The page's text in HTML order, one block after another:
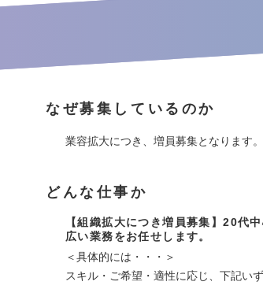
なぜ募集しているのか
業容拡大につき、増員募集となります。
どんな仕事か
【組織拡大につき増員募集】20代
広い業務をお任せします。
＜具体的には・・・＞
スキル・ご希望・適性に応じ、下記い